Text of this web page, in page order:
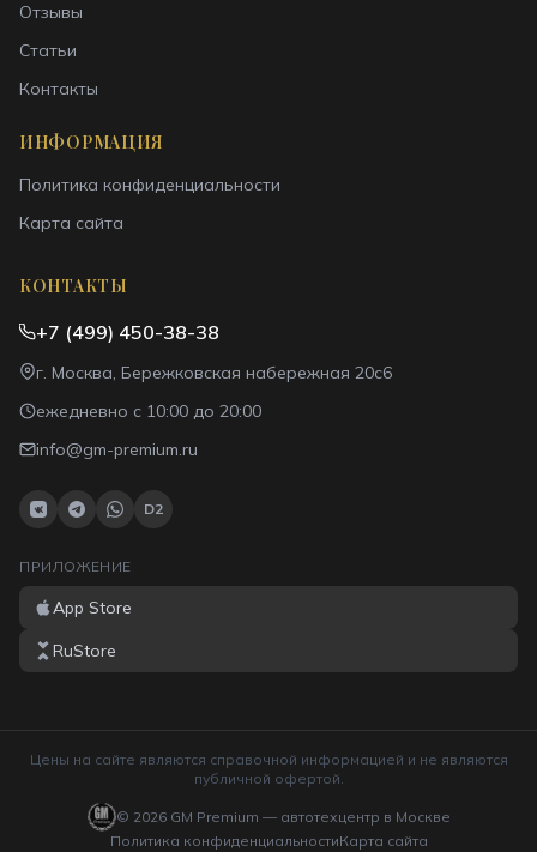
Отзывы
Статьи
Контакты
ИНФОРМАЦИЯ
Политика конфиденциальности
Карта сайта
КОНТАКТЫ
+7 (499) 450-38-38
г. Москва, Бережковская набережная 20с6
ежедневно с 10:00 до 20:00
info@gm-premium.ru
D2
ПРИЛОЖЕНИЕ
App Store
RuStore
Цены на сайте являются справочной информацией и не являются
публичной офертой.
© 2026GM Premium — автотехцентр в Москве
Политика конфиденциальностиКарта сайта